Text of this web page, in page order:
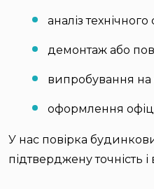
аналіз
демонтаж або
випробування на
оформлення
У нас повірка
підтверджену точність і